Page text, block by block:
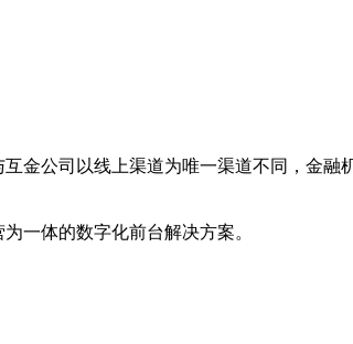
金公司以线上渠道为唯一渠道不同，金
一体的数字化前台解决方案。